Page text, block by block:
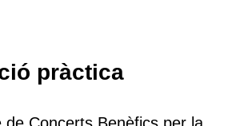
pràctica